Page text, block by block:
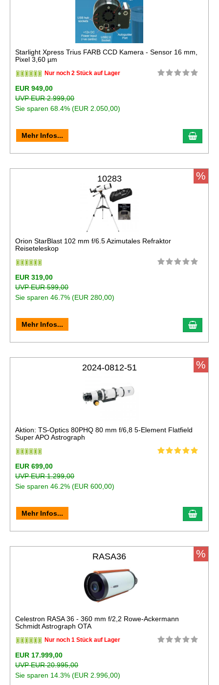
Starlight Xpress Trius FARB CCD Kamera - Sensor 16 mm,
Pixel 3,60 µm
Nur noch 2 Stück auf Lager
EUR 949,00
UVP EUR 2.999,00
Sie sparen 68.4% (EUR 2.050,00)
Mehr Infos... In
10283
Orion StarBlast 102 mm f/6.5 Azimutales Refraktor
Reiseteleskop
EUR 319,00
UVP EUR 599,00
Sie sparen 46.7% (EUR 280,00)
Mehr Infos... In
%
2024-0812-51
Aktion: TS-Optics 80PHQ 80 mm f/6,8 5-Element Flatfield
Super APO Astrograph
EUR 699,00
UVP EUR 1.299,00
Sie sparen 46.2% (EUR 600,00)
Mehr Infos... In
%
RASA36
Celestron RASA 36 - 360 mm f/2,2 Rowe-Ackermann
Schmidt Astrograph OTA
Nur noch 1 Stück auf Lager
EUR 17.999,00
UVP EUR 20.995,00
Sie sparen 14.3% (EUR 2.996,00)
%